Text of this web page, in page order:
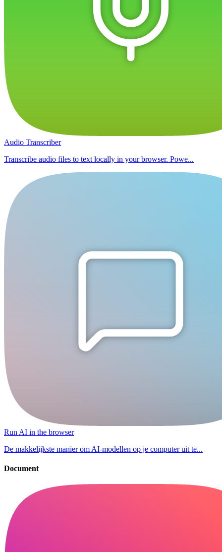
Audio Transcriber
Transcribe audio files to text locally in your browser. Powe...
Run AI in the browser
De makkelijkste manier om AI-modellen op je computer uit te...
Document